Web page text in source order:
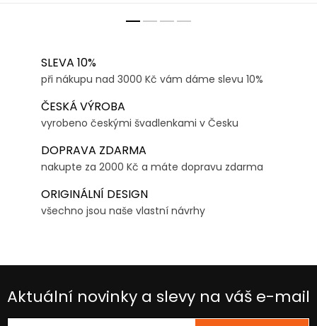
SLEVA 10%
při nákupu nad 3000 Kč vám dáme slevu 10%
ČESKÁ VÝROBA
vyrobeno českými švadlenkami v Česku
DOPRAVA ZDARMA
nakupte za 2000 Kč a máte dopravu zdarma
ORIGINÁLNÍ DESIGN
všechno jsou naše vlastní návrhy
Aktuální novinky a slevy na váš e-mail